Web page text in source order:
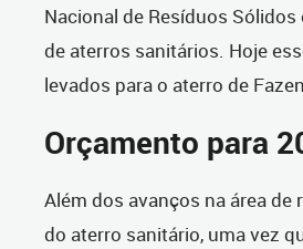
Nacional de Resíduos
de aterros sanitários. Hoje
levados para o aterro de
Orçamento para
Além dos avanços na área de
do aterro sanitário, uma vez